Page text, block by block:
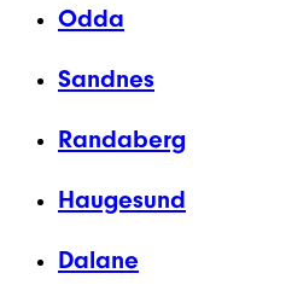
Odda
Sandnes
Randaberg
Haugesund
Dalane